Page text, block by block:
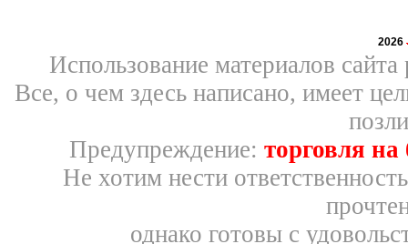
2026
Использование материалов
Все, о чем здесь написано, имеет
Предупреждение: торговля
Не хотим нести
однако готовы с